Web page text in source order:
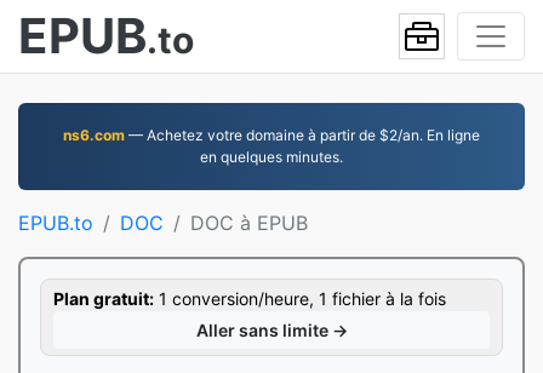
EPUB.to
ns6.com — Achetez votre domaine à partir de $2/an. En ligne
en quelques minutes.
EPUB.to DOC DOC à EPUB
Plan gratuit: 1 conversion/heure, 1 fichier à la fois
Aller sans limite →